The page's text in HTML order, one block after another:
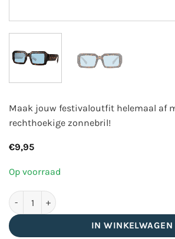
Maak jouw festivaloutfit helemaal af
rechthoekige zonnebril!
€9,95
Op voorraad
Rechthoekige panterprint zonnebril -
IN WINKELWAGEN